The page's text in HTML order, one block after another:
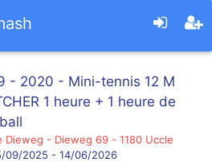
- 2020 - Mini-tennis 12 M
1 heure + 1 heure de
Dieweg - Dieweg 69 - 1180 Uccle
09/2025 - 14/06/2026